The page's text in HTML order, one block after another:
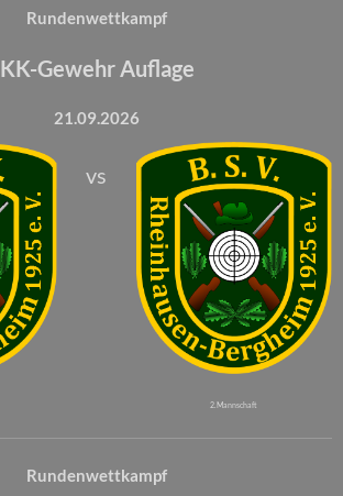
Rundenwettkampf
KK-Gewehr Auflage
21.09.2026
vs
2. Mannschaft
Rundenwettkampf